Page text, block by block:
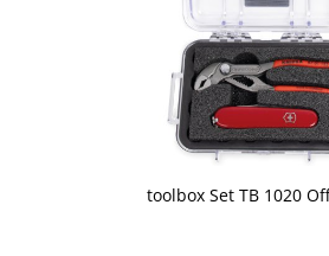
tool­box Set TB 1020